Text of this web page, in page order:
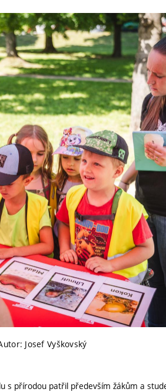
Josef Vyškovský
s přírodou patřil především žákům a